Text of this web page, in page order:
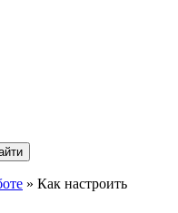
» Как настроить